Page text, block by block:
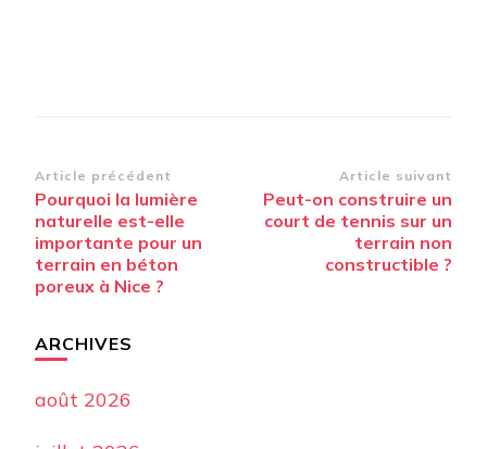
Navigation
d’article
Article précédent
Pourquoi la lumière
naturelle est-elle
importante pour un
terrain en béton
poreux à Nice ?
Article suivant
Peut-on construire un
court de tennis sur un
terrain non
constructible ?
ARCHIVES
août 2026